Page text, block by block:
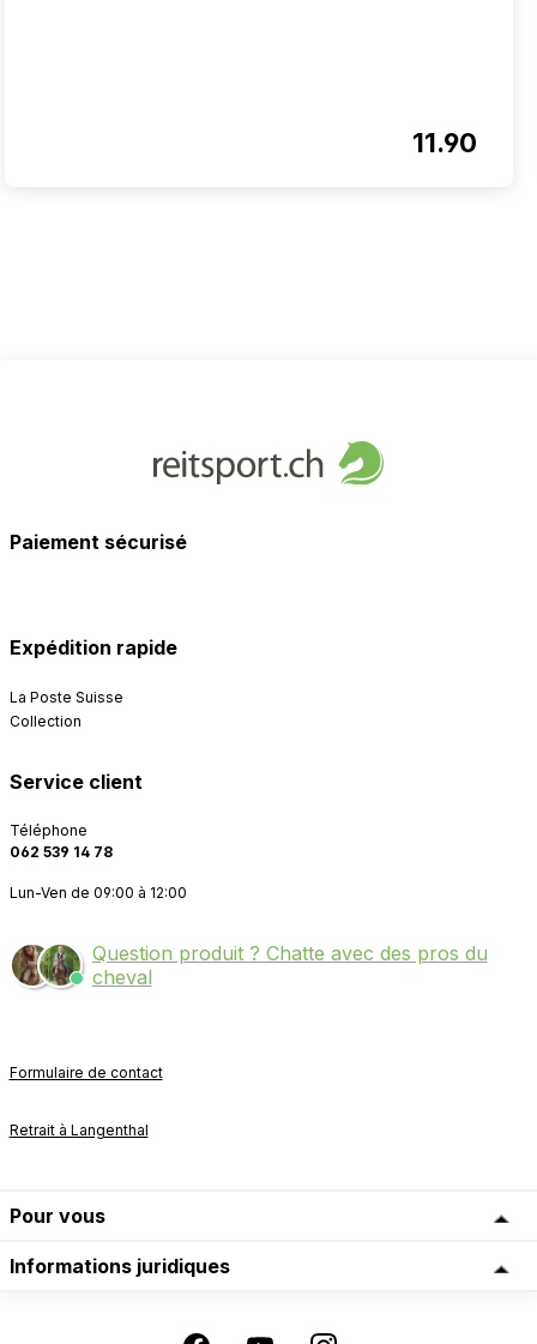
11.90
Paiement sécurisé
Expédition rapide
La Poste Suisse
Collection
Service client
Téléphone
062 539 14 78
Lun-Ven de 09:00 à 12:00
Question produit ? Chatte avec des pros du
cheval
Formulaire de contact
Retrait à Langenthal
Pour vous
Informations juridiques